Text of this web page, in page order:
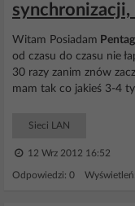
Witam Posiadam
od czasu do czasu nie
30 razy zanim znów
mam tak co jakieś 3-4
Sieci LAN
12 Wrz 2012 16:52
Odpowiedzi: 0